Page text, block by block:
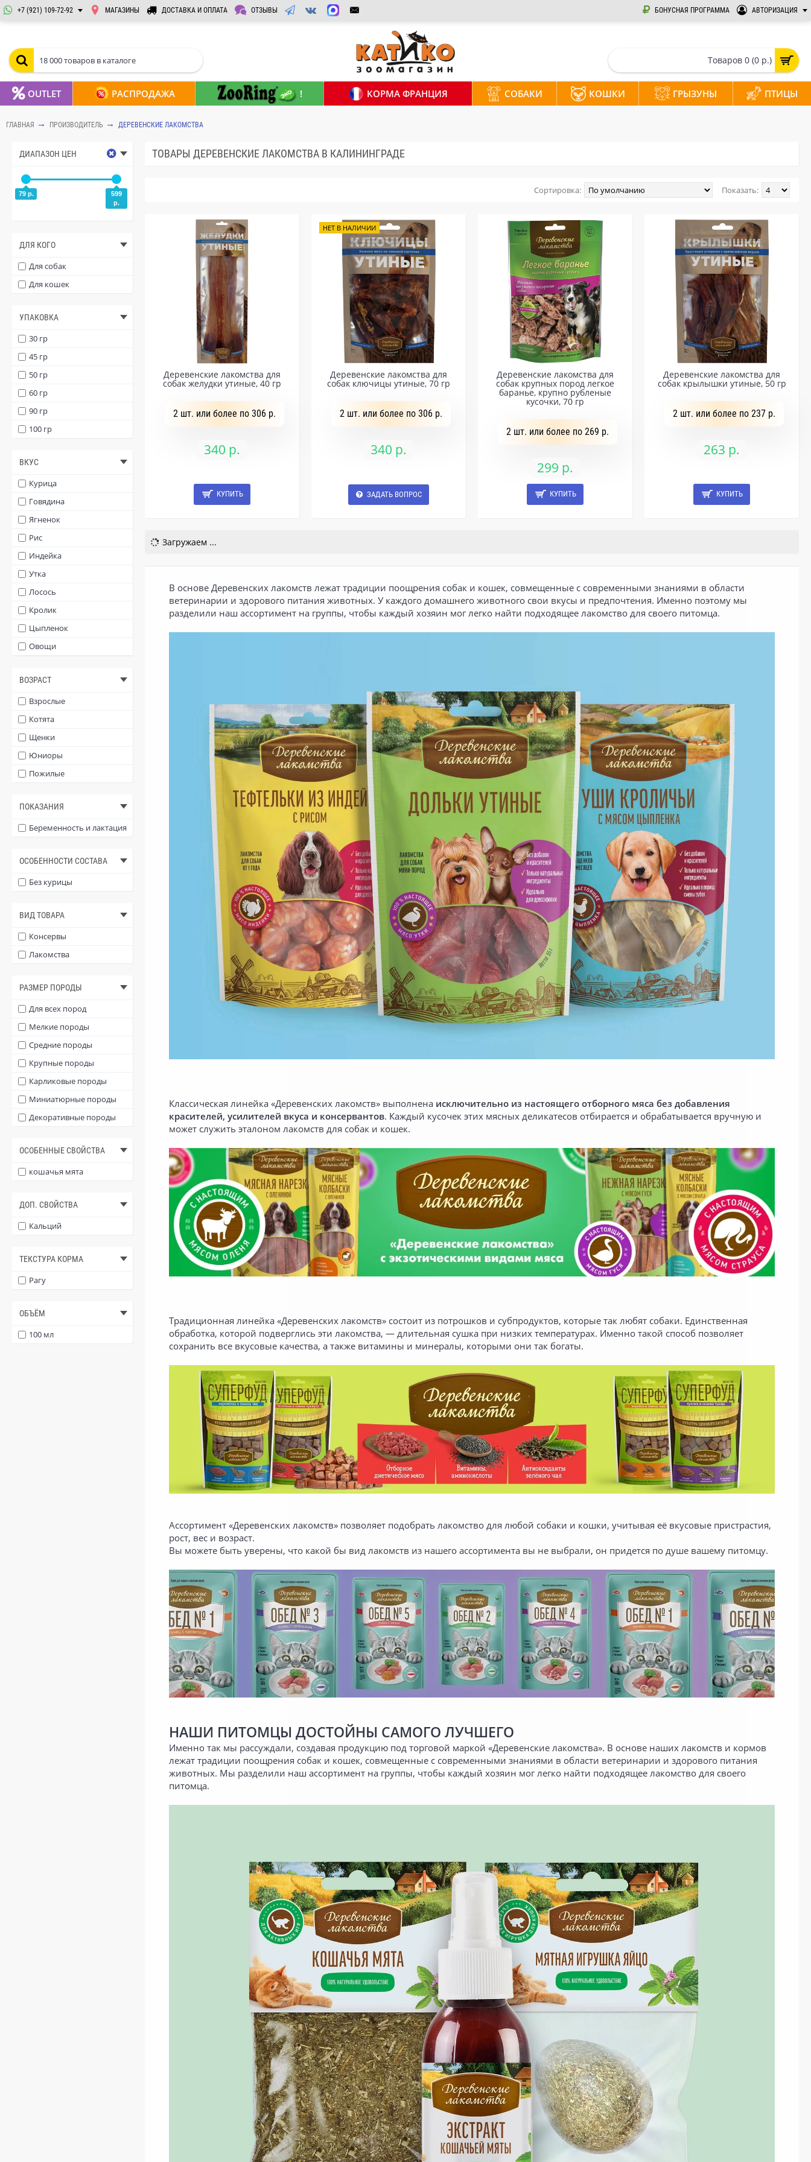
+7 (921) 109-72-92 МАГАЗИНЫ ДОСТАВКА И ОПЛАТА ОТЗЫВЫ БОНУСНАЯ ПРОГРАММА АВТОРИЗАЦИЯ
Товаров 0 (0 р.)
OUTLET РАСПРОДАЖА ! КОРМА ФРАНЦИЯ СОБАКИ КОШКИ ГРЫЗУНЫ ПТИЦЫ
ГЛАВНАЯ ПРОИЗВОДИТЕЛЬ ДЕРЕВЕНСКИЕ ЛАКОМСТВА
ДИАПАЗОН ЦЕН
79 р.
599
р.
ДЛЯ КОГО
Для собак
Для кошек
УПАКОВКА
30 гр
45 гр
50 гр
60 гр
90 гр
100 гр
ВКУС
Курица
Говядина
Ягненок
Рис
Индейка
Утка
Лосось
Кролик
Цыпленок
Овощи
Яблоко
Печень
Телятина
Морковь
Шпинат
Краб
Цукини
Баранина
Морские водоросли
Перепел
ВОЗРАСТ
Взрослые
Котята
Щенки
Юниоры
Пожилые
ПОКАЗАНИЯ
Беременность и лактация
ОСОБЕННОСТИ СОСТАВА
Без курицы
ВИД ТОВАРА
Консервы
Лакомства
РАЗМЕР ПОРОДЫ
Для всех пород
Мелкие породы
Средние породы
Крупные породы
Карликовые породы
Миниатюрные породы
Декоративные породы
ОСОБЕННЫЕ СВОЙСТВА
кошачья мята
ДОП. СВОЙСТВА
Кальций
ТЕКСТУРА КОРМА
Рагу
ОБЪЁМ
100 мл
ТОВАРЫ ДЕРЕВЕНСКИЕ ЛАКОМСТВА В КАЛИНИНГРАДЕ
Показать:
Сортировка:
Деревенские лакомства для
собак желудки утиные, 40 гр
2 шт. или более по 306 р.
340 р.
КУПИТЬ
НЕТ В НАЛИЧИИ
Деревенские лакомства для
собак ключицы утиные, 70 гр
2 шт. или более по 306 р.
340 р.
ЗАДАТЬ ВОПРОС
Деревенские лакомства для
собак крупных пород легкое
баранье, крупно рубленые
кусочки, 70 гр
2 шт. или более по 269 р.
299 р.
КУПИТЬ
Деревенские лакомства для
собак крылышки утиные, 50 гр
2 шт. или более по 237 р.
263 р.
КУПИТЬ
Загружаем ...
В основе Деревенских лакомств лежат традиции поощрения собак и кошек, совмещенные с современными знаниями в области
ветеринарии и здорового питания животных. У каждого домашнего животного свои вкусы и предпочтения. Именно поэтому мы
разделили наш ассортимент на группы, чтобы каждый хозяин мог легко найти подходящее лакомство для своего питомца.
Классическая линейка «Деревенских лакомств» выполнена исключительно из настоящего отборного мяса без добавления
красителей, усилителей вкуса и консервантов. Каждый кусочек этих мясных деликатесов отбирается и обрабатывается вручную и
может служить эталоном лакомств для собак и кошек.
Традиционная линейка «Деревенских лакомств» состоит из потрошков и субпродуктов, которые так любят собаки. Единственная
обработка, которой подверглись эти лакомства, — длительная сушка при низких температурах. Именно такой способ позволяет
сохранить все вкусовые качества, а также витамины и минералы, которыми они так богаты.
Ассортимент «Деревенских лакомств» позволяет подобрать лакомство для любой собаки и кошки, учитывая её вкусовые пристрастия,
рост, вес и возраст.
Вы можете быть уверены, что какой бы вид лакомств из нашего ассортимента вы не выбрали, он придется по душе вашему питомцу.
НАШИ ПИТОМЦЫ ДОСТОЙНЫ САМОГО ЛУЧШЕГО
Именно так мы рассуждали, создавая продукцию под торговой маркой «Деревенские лакомства». В основе наших лакомств и кормов
лежат традиции поощрения собак и кошек, совмещенные с современными знаниями в области ветеринарии и здорового питания
животных. Мы разделили наш ассортимент на группы, чтобы каждый хозяин мог легко найти подходящее лакомство для своего
питомца.